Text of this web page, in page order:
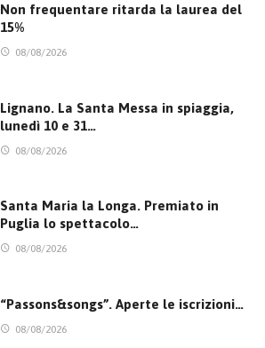
Non frequentare ritarda la laurea del
15%
08/08/2026
Lignano. La Santa Messa in spiaggia,
lunedì 10 e 31…
08/08/2026
Santa Maria la Longa. Premiato in
Puglia lo spettacolo…
08/08/2026
“Passons&songs”. Aperte le iscrizioni…
08/08/2026